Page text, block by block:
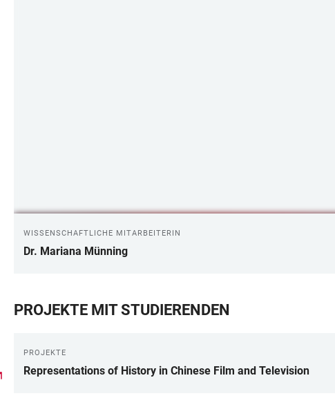
WISSENSCHAFTLICHE MITARBEITERIN
Dr. Mariana Münning
PROJEKTE MIT STUDIERENDEN
PROJEKTE
Representations of History in Chinese Film and Television